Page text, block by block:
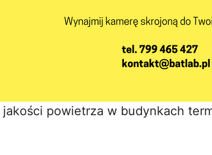
jakości powietrza w budynkach